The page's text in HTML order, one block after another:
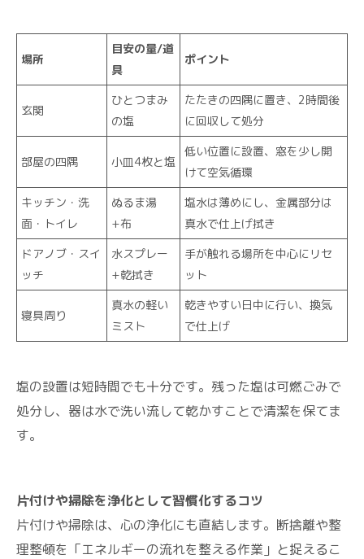
場所
目安の量/道
具
ポイント
玄関
ひとつまみ
の塩
たたきの四隅に置き、2時間後
に回収して処分
部屋の四隅 小皿4枚と塩
低い位置に設置、窓を少し開
けて空気循環
キッチン・洗
面・トイレ
ぬるま湯
+布
塩水は薄めにし、金属部分は
真水で仕上げ拭き
ドアノブ・スイ
ッチ
水スプレー
+乾拭き
手が触れる場所を中心にリセ
ット
寝具周り
真水の軽い
ミスト
乾きやすい日中に行い、換気
で仕上げ
塩の設置は短時間でも十分です。残った塩は可燃ごみで
処分し、器は水で洗い流して乾かすことで清潔を保てま
す。
片付けや掃除を浄化として習慣化するコツ
片付けや掃除は、心の浄化にも直結します。断捨離や整
理整頓を「エネルギーの流れを整える作業」と捉えるこ